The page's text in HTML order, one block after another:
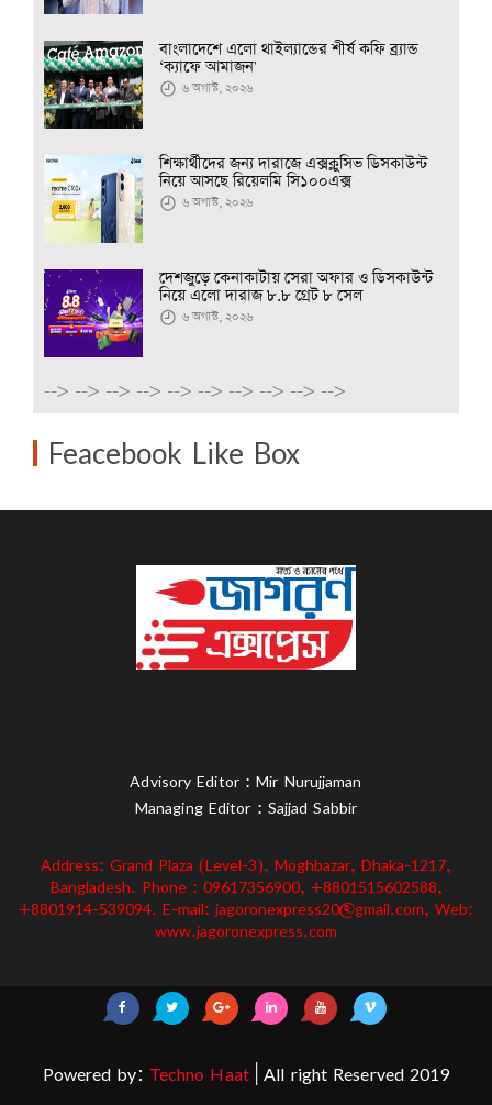
বাংলাদেশে এলো থাইল্যান্ডের শীর্ষ কফি ব্র্যান্ড
‘ক্যাফে আমাজন'
৬ অগাস্ট, ২০২৬
শিক্ষার্থীদের জন্য দারাজে এক্সক্লুসিভ ডিসকাউন্ট
নিয়ে আসছে রিয়েলমি সি১০০এক্স
৬ অগাস্ট, ২০২৬
দেশজুড়ে কেনাকাটায় সেরা অফার ও ডিসকাউন্ট
নিয়ে এলো দারাজ ৮.৮ গ্রেট ৮ সেল
৬ অগাস্ট, ২০২৬
--> --> --> --> --> --> --> --> --> -->
Feacebook Like Box
Advisory Editor : Mir Nurujjaman
Managing Editor : Sajjad Sabbir
Address: Grand Plaza (Level-3), Moghbazar, Dhaka-1217,
Bangladesh. Phone : 09617356900, +8801515602588,
+8801914-539094. E-mail: jagoronexpress20@gmail.com, Web:
www.jagoronexpress.com
Powered by: Techno Haat| All right Reserved 2019